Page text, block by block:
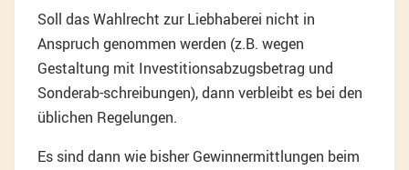
Soll das Wahlrecht zur Liebhaberei nicht in
Anspruch genommen werden (z.B. wegen
Gestaltung mit Investitionsabzugsbetrag und
Sonderab-schreibungen), dann verbleibt es bei den
üblichen Regelungen.
Es sind dann wie bisher Gewinnermittlungen beim